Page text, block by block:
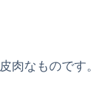
肉なものです。